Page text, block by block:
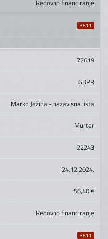
Redovno financiranje
3811
77619
GDPR
Marko Ježina - nezavisna lista
Murter
22243
24.12.2024.
56,40 €
Redovno financiranje
3811